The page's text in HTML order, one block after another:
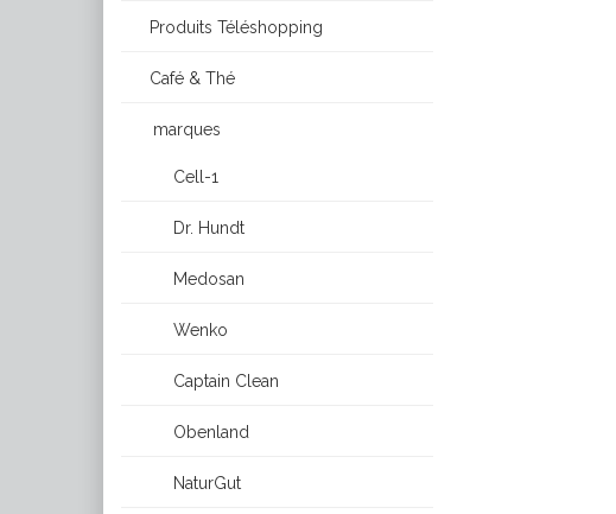
Produits Téléshopping
Café & Thé
marques
Cell-1
Dr. Hundt
Medosan
Wenko
Captain Clean
Obenland
NaturGut